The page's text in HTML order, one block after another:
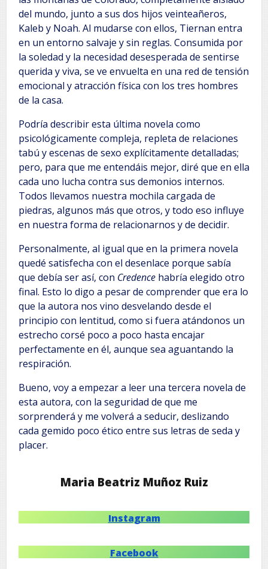
del mundo, junto a sus dos hijos veinteañeros,
Kaleb y Noah. Al mudarse con ellos, Tiernan entra
en un entorno salvaje y sin reglas. Consumida por
la soledad y la necesidad desesperada de sentirse
querida y viva, se ve envuelta en una red de tensión
emocional y atracción física con los tres hombres
de la casa.
Podría describir esta última novela como
psicológicamente compleja, repleta de relaciones
tabú y escenas de sexo explícitamente detalladas;
pero, para que me entendáis mejor, diré que en ella
cada uno lucha contra sus demonios internos.
Todos llevamos nuestra mochila cargada de
piedras, algunos más que otros, y todo eso influye
en nuestra forma de relacionarnos y de decidir.
Personalmente, al igual que en la primera novela
quedé satisfecha con el desenlace porque sabía
que debía ser así, con Credence habría elegido otro
final. Esto lo digo a pesar de comprender que era lo
que la autora nos vino desvelando desde el
principio con lentitud, como si fuera atándonos un
estrecho corsé poco a poco hasta encajar
perfectamente en él, aunque sea aguantando la
respiración.
Bueno, voy a empezar a leer una tercera novela de
esta autora, con la seguridad de que me
sorprenderá y me volverá a seducir, deslizando
cada gemido poco ético entre sus letras de seda y
placer.
Maria Beatriz Muñoz Ruiz
Instagram
Facebook